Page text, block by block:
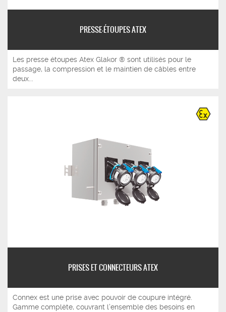
PRESSE-ÉTOUPES ATEX
Les presse étoupes Atex Glakor ® sont utilisés pour le
passage, la compression et le maintien de câbles entre
deux...
PRISES ET CONNECTEURS ATEX
Connex est une prise avec pouvoir de coupure intégré.
Gamme complète, couvrant l’ensemble des besoins en